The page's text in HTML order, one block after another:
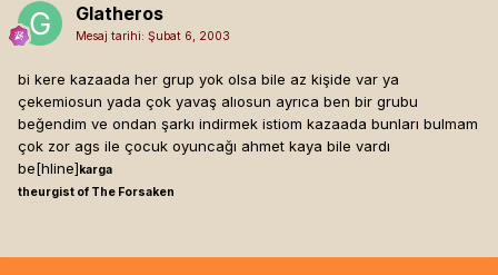
Glatheros
Mesaj tarihi: Şubat 6, 2003
bi kere kazaada her grup yok olsa bile az kişide var ya
çekemiosun yada çok yavaş alıosun ayrıca ben bir grubu
beğendim ve ondan şarkı indirmek istiom kazaada bunları bulmam
çok zor ags ile çocuk oyuncağı ahmet kaya bile vardı
be[hline] karga
theurgist of The Forsaken